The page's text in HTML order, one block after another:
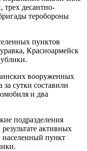
трех десантно-
теробороны
пунктов
Красноармейск
вооруженных
сутки составили
и два
подразделения
активных
населенный пункт